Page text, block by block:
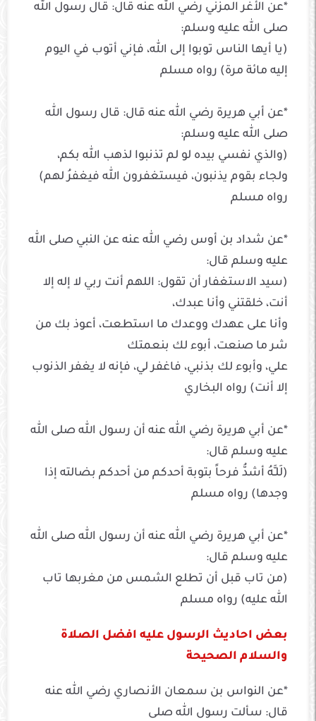
*عن الأغر المزني رضي الله عنه قال: قال رسول الله
صلى الله عليه وسلم:
(يا أيها الناس توبوا إلى الله، فإني أتوب في اليوم
إليه مائة مرة) رواه مسلم
*عن أبي هريرة رضي الله عنه قال: قال رسول الله
صلى الله عليه وسلم:
(والذي نفسي بيده لو لم تذنبوا لذهب الله بكم،
ولجاء بقوم يذنبون، فيستغفرون الله فيغفرُ لهم)
رواه مسلم
*عن شداد بن أوس رضي الله عنه عن النبي صلى الله
عليه وسلم قال:
(سيد الاستغفار أن تقول: اللهم أنت ربي لا إله إلا
أنت، خلقتني وأنا عبدك،
وأنا على عهدك ووعدك ما استطعت، أعوذ بك من
شر ما صنعت، أبوء لك بنعمتك
علي، وأبوء لك بذنبي، فاغفر لي، فإنه لا يغفر الذنوب
إلا أنت) رواه البخاري
*عن أبي هريرة رضي الله عنه أن رسول الله صلى الله
عليه وسلم قال:
(لَلـَّهُ أشدُّ فرحاً بتوبة أحدكم من أحدكم بضالته إذا
وجدها) رواه مسلم
*عن أبي هريرة رضي الله عنه أن رسول الله صلى الله
عليه وسلم قال:
(من تاب قبل أن تطلع الشمس من مغربها تاب
الله عليه) رواه مسلم
بعض احاديث الرسول عليه افضل الصلاة
والسلام الصحيحة
*عن النواس بن سمعان الأنصاري رضي الله عنه
قال: سألت رسول الله صلى